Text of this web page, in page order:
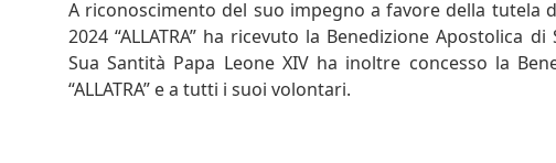
A riconoscimento del suo impegno a favore della tutela
2024 “ALLATRA” ha ricevuto la Benedizione Apostolica
Sua Santità Papa Leone XIV ha inoltre concesso la
“ALLATRA” e a tutti i suoi volontari.